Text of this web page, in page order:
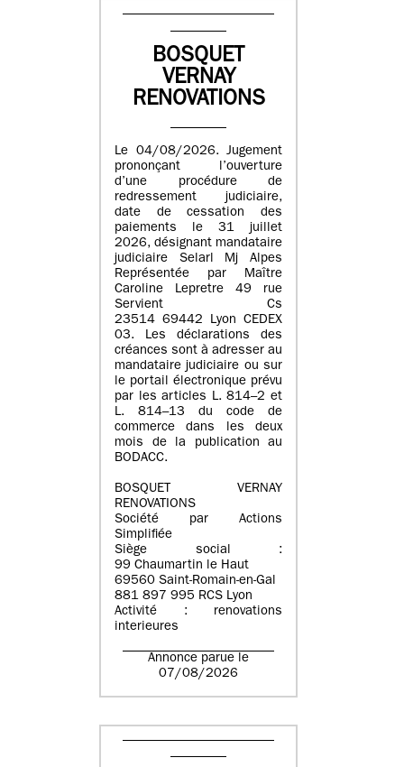
BOSQUET
VERNAY
RENOVATIONS
Le 04/08/2026. Jugement
prononçant l’ouverture
d’une procédure de
redressement judiciaire,
date de cessation des
paiements le 31 juillet
2026, désignant mandataire
judiciaire Selarl Mj Alpes
Représentée par Maître
Caroline Lepretre 49 rue
Servient Cs
23514 69442 Lyon CEDEX
03. Les déclarations des
créances sont à adresser au
mandataire judiciaire ou sur
le portail électronique prévu
par les articles L. 814–2 et
L. 814–13 du code de
commerce dans les deux
mois de la publication au
BODACC.
BOSQUET VERNAY
RENOVATIONS
Société par Actions
Simplifiée
Siège social :
99 Chaumartin le Haut
69560 Saint-Romain-en-Gal
881 897 995 RCS Lyon
Activité : renovations
interieures
Annonce parue le
07/08/2026